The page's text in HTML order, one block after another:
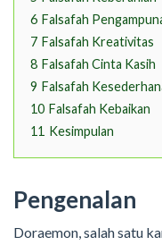
6 Falsafah
7 Falsafah Kreativitas
8 Falsafah Cinta Kasih
9 Falsafah
10 Falsafah Kebaikan
11 Kesimpulan
Pengenalan
Doraemon, salah satu